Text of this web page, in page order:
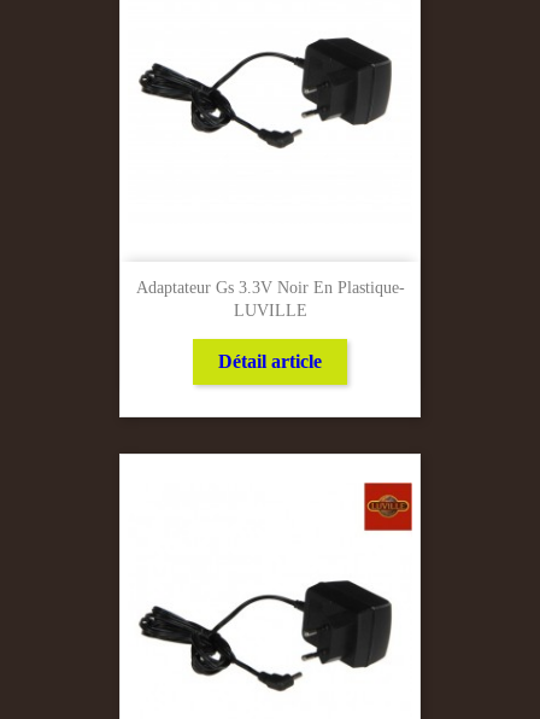
Adaptateur Gs 3.3V Noir En Plastique-
LUVILLE
Détail article